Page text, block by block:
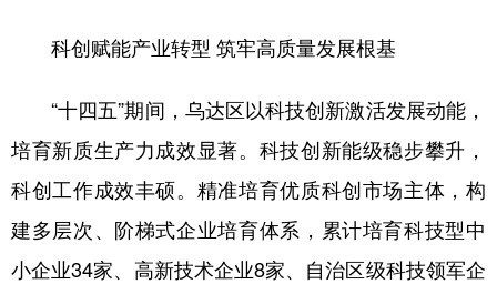
学术中国 乡村振兴
城市 旅游 能源 会展
彩票 娱乐 时尚 悦读
公益 一带一路 亚太网 上市公司
科创赋能产业转型 筑牢高质量发展根基
“十四五”期间，乌达区以科技创新激活发展动能，
培育新质生产力成效显著。科技创新能级稳步攀升，
科创工作成效丰硕。精准培育优质科创市场主体，构
建多层次、阶梯式企业培育体系，累计培育科技型中
小企业34家、高新技术企业8家、自治区级科技领军企